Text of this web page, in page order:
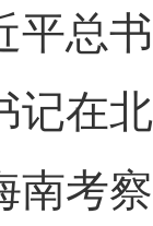
平总
记在
南考